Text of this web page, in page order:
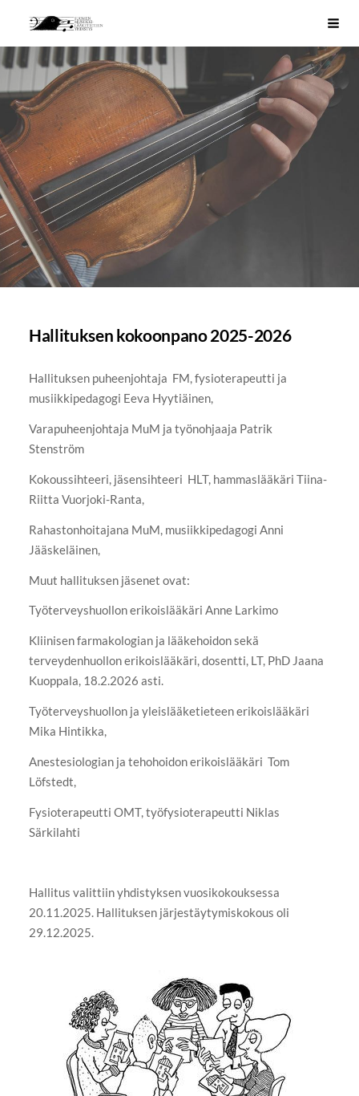
Siirry
sisältöön
SMULY
Hallituksen kokoonpano 2025-2026
Hallituksen puheenjohtaja FM, fysioterapeutti ja
musiikkipedagogi Eeva Hyytiäinen,
Varapuheenjohtaja MuM ja työnohjaaja Patrik
Stenström
Kokoussihteeri, jäsensihteeri HLT, hammaslääkäri Tiina-
Riitta Vuorjoki-Ranta,
Rahastonhoitajana MuM, musiikkipedagogi Anni
Jääskeläinen,
Muut hallituksen jäsenet ovat:
Työterveyshuollon erikoislääkäri Anne Larkimo
Kliinisen farmakologian ja lääkehoidon sekä
terveydenhuollon erikoislääkäri, dosentti, LT, PhD Jaana
Kuoppala, 18.2.2026 asti.
Työterveyshuollon ja yleislääketieteen erikoislääkäri
Mika Hintikka,
Anestesiologian ja tehohoidon erikoislääkäri Tom
Löfstedt,
Fysioterapeutti OMT, työfysioterapeutti Niklas
Särkilahti
Hallitus valittiin yhdistyksen vuosikokouksessa
20.11.2025. Hallituksen järjestäytymiskokous oli
29.12.2025.